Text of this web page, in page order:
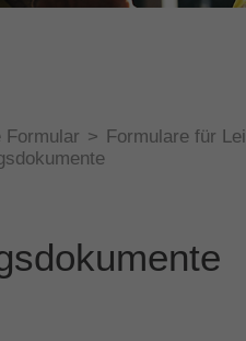
Formular > Formulare für